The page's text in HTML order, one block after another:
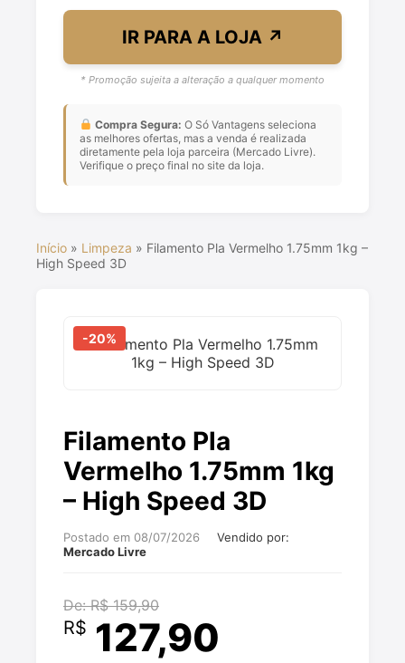
IR PARA A LOJA ↗
* Promoção sujeita a alteração a qualquer momento
Compra Segura: O Só Vantagens seleciona
as melhores ofertas, mas a venda é realizada
diretamente pela loja parceira (Mercado Livre).
Verifique o preço final no site da loja.
Início » Limpeza » Filamento Pla Vermelho 1.75mm 1kg –
High Speed 3D
-20%
Filamento Pla
Vermelho 1.75mm 1kg
– High Speed 3D
Postado em 08/07/2026
Vendido por:
Mercado Livre
De: R$ 159,90
R$ 127,90